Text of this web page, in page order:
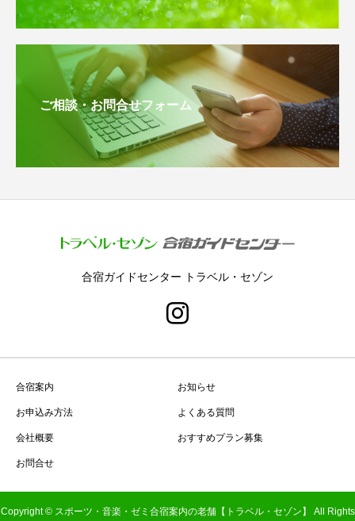
ご相談・お問合せフォーム
合宿ガイドセンター トラベル・セゾン
合宿案内 お知らせ
お申込み方法 よくある質問
会社概要 おすすめプラン募集
お問合せ
Copyright © スポーツ・音楽・ゼミ合宿案内の老舗【トラベル・セゾン】 All Rights